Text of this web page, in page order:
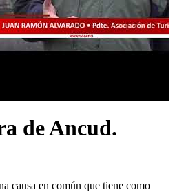
de Ancud.
causa en común que tiene como